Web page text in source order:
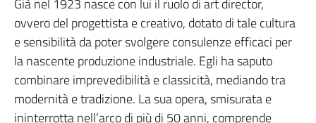
ovvero del progettista e creativo, dotato di tale cultura
e sensibilità da poter svolgere consulenze efficaci per
la nascente produzione industriale. Egli ha saputo
combinare imprevedibilità e classicità, mediando tra
modernità e tradizione. La sua opera, smisurata e
ininterrotta nell’arco di più di 50 anni, comprende